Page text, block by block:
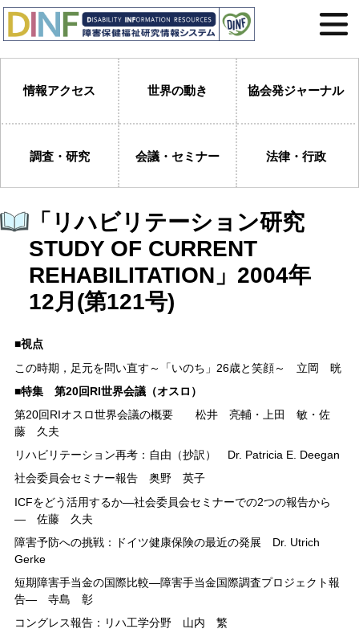
情報アクセス 世界の動き 協会発ジャーナル
調査・研究 会議・セミナー 法律・行政
「リハビリテーション研究
STUDY OF CURRENT
REHABILITATION」2004年
12月(第121号)
■視点
この時期，足元を問い直す～「いのち」26歳と笑顔～ 立岡 晄
■特集 第20回RI世界会議（オスロ）
第20回RIオスロ世界会議の概要 松井 亮輔・上田 敏・佐
藤 久夫
リハビリテーション再考：自由（抄訳） Dr. Patricia E. Deegan
社会委員会セミナー報告 奥野 英子
ICFをどう活用するか―社会委員会セミナーでの2つの報告から
― 佐藤 久夫
障害予防への挑戦：ドイツ健康保険の最近の発展 Dr. Utrich
Gerke
短期障害手当金の国際比較―障害手当金国際調査プロジェクト報
告― 寺島 彰
コングレス報告：リハ工学分野 山内 繁